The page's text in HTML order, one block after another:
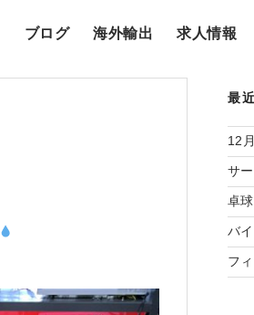
ブログ 海外輸出 求人情報
最
12
サ
卓
バ
フ